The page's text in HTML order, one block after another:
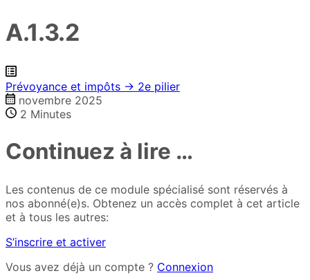
A.1.3.2
Prévoyance et impôts → 2e pilier
novembre 2025
2 Minutes
Continuez à lire …
Les contenus de ce module spécialisé sont réservés à
nos abonné(e)s. Obtenez un accès complet à cet article
et à tous les autres:
S’inscrire et activer
Vous avez déjà un compte ? Connexion